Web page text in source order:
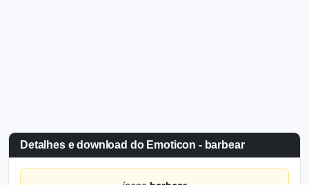
Detalhes e download do Emoticon - barbear